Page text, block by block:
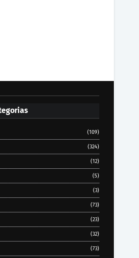
(109)
(324)
(12)
(5)
(3)
(73)
(23)
(32)
(73)